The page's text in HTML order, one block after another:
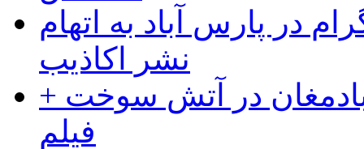
در پارس آباد به اتهام
نشر اکاذیب
در آتش سوخت +
فیلم